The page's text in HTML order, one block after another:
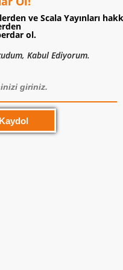
ve Scala Yayınları
ol.
Kabul Ediyorum.